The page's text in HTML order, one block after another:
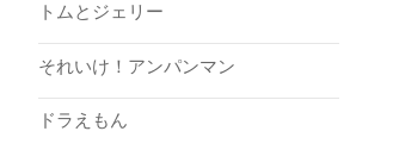
トムとジェリー
それいけ！アンパンマン
ドラえもん